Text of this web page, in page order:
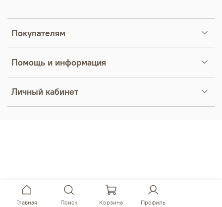
Покупателям
Помощь и информация
Личный кабинет
Главная Поиск Корзина Профиль